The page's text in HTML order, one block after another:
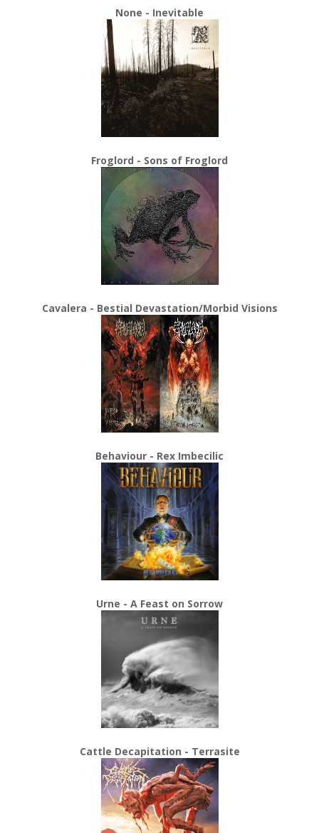
None - Inevitable
Froglord - Sons of Froglord
Cavalera - Bestial Devastation/Morbid Visions
Behaviour - Rex Imbecilic
Urne - A Feast on Sorrow
Cattle Decapitation - Terrasite